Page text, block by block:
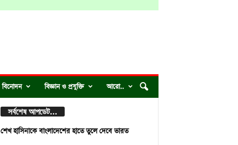
বিনোদন বিজ্ঞান ও প্রযুক্তি আরো..
সর্বশেষ আপডেট...
শেখ হাসিনাকে বাংলাদেশের হাতে তুলে দেবে ভারত